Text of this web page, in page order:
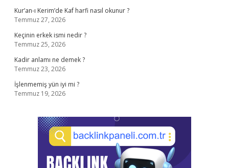
Kur’an-ı Kerim’de Kaf harfi nasıl okunur ?
Temmuz 27, 2026
Keçinin erkek ismi nedir ?
Temmuz 25, 2026
Kadir anlamı ne demek ?
Temmuz 23, 2026
İşlenmemiş yün iyi mi ?
Temmuz 19, 2026